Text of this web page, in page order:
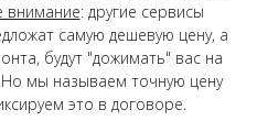
внимание: другие сервисы
самую дешевую цену, а
будут "дожимать" вас на
мы называем точную цену
это в договоре.